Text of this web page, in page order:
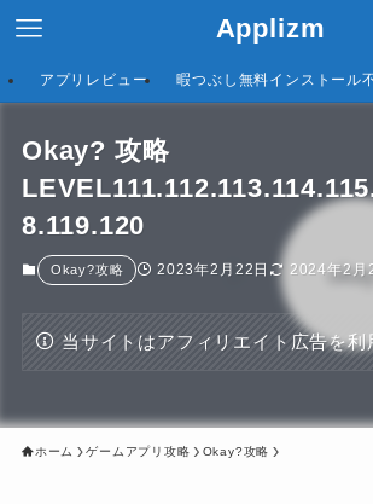
Applizm
アプリレビュー 暇つぶし無料インストール
Okay? 攻略
8.119.120
Okay?攻略 2023年2月22日 2024年2月
当サイトはアフィリエイト広告を利
ホーム ゲームアプリ攻略 Okay?攻略